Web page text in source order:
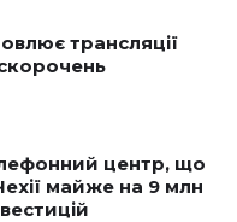
трансляції
центр, що
майже на 9 млн